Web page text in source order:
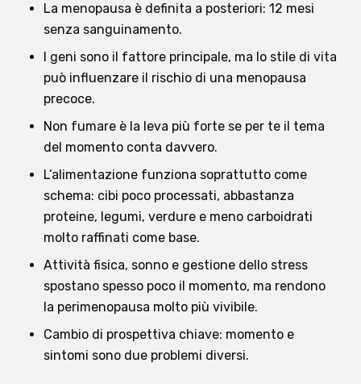
La menopausa è definita a posteriori: 12 mesi
senza sanguinamento.
I geni sono il fattore principale, ma lo stile di vita
può influenzare il rischio di una menopausa
precoce.
Non fumare è la leva più forte se per te il tema
del momento conta davvero.
L’alimentazione funziona soprattutto come
schema: cibi poco processati, abbastanza
proteine, legumi, verdure e meno carboidrati
molto raffinati come base.
Attività fisica, sonno e gestione dello stress
spostano spesso poco il momento, ma rendono
la perimenopausa molto più vivibile.
Cambio di prospettiva chiave: momento e
sintomi sono due problemi diversi.